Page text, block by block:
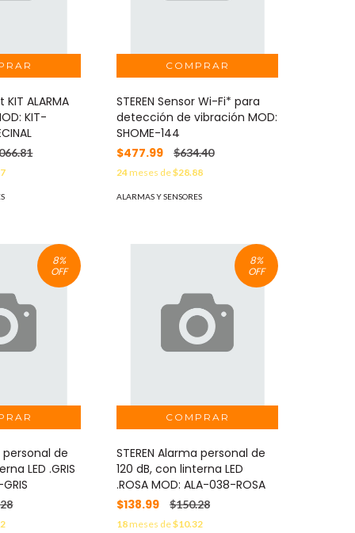
ALARMA
KIT-
STEREN Sensor Wi-Fi* para
detección de vibración MOD:
SHOME-144
$477.99
$634.40
24meses de$28.88
ALARMAS Y SENSORES
8%
OFF
personal de
LED .GRIS
8%
OFF
STEREN Alarma personal de
120 dB, con linterna LED
.ROSA MOD: ALA-038-ROSA
$138.99
$150.28
18meses de$10.32